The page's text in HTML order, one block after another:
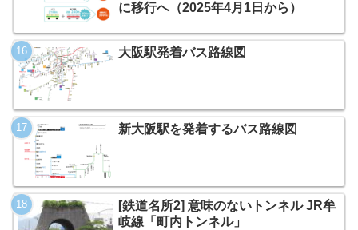
に移行へ（2025年4月1日から）
大阪駅発着バス路線図
新大阪駅を発着するバス路線図
[鉄道名所2] 意味のないトンネル JR牟
岐線「町内トンネル」